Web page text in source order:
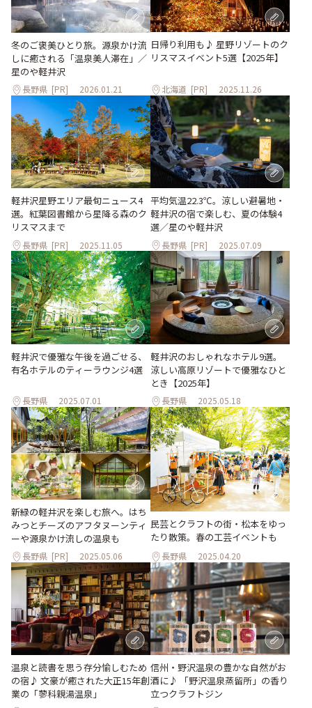
冬のご褒美ひとり旅。源泉かけ流
しに癒される「温泉美人滞在」／
星のや軽井沢
長野県 [PR] 2026.01.21
日帰り利用も♪ 星野リゾートのク
リスマスイベント5選【2025年】
北海道 [PR] 2025.11.26
軽井沢星野エリア最旬ニュース4
選。紅葉図書館から星降る森のク
リスマスまで
長野県 [PR] 2025.11.05
平均気温22.3℃。涼しい避暑地・
軽井沢の宿で楽しむ、夏の体験4
選／星のや軽井沢
長野県 [PR] 2025.07.09
軽井沢で優雅な午後を過ごせる、
有名ホテルのティーラウンジ4選
長野県 2025.07.01
軽井沢のおしゃれなホテル9選。
涼しい高原リゾートで優雅なひと
とき【2025年】
長野県 2025.05.18
新緑の軽井沢を楽しむ旅へ。はち
みつとチーズのアフタヌーンティ
ーや源泉かけ流しの温泉も
長野県 [PR] 2025.05.06
民芸とクラフトの街・松本をゆっ
たり散策。春の工芸イベントも
長野県 2025.04.20
温泉と読書を思う存分愉しむため
の宿♪ 文豪が癒された大正15年創
業の「蓼科親湯温泉」
信州・野沢温泉の豊かな自然がお
酒に♪ 「野沢温泉蒸留所」の香り
立つクラフトジン